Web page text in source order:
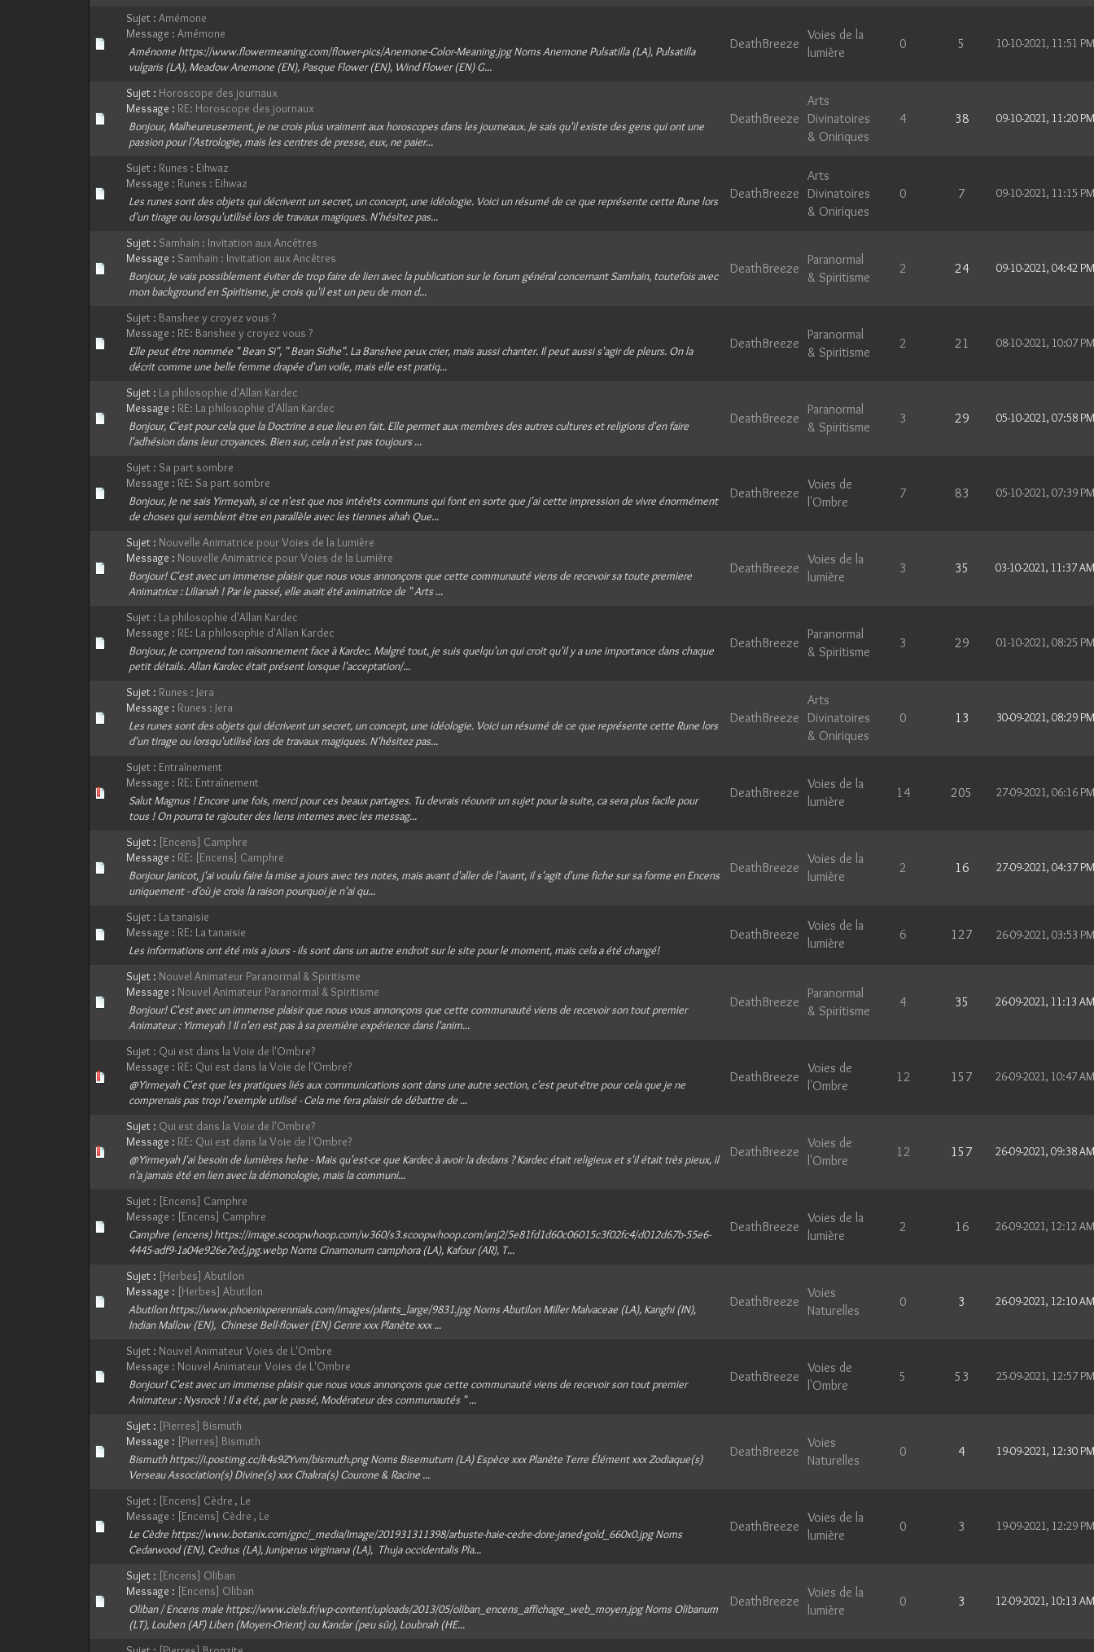
Sujet :Amémone
Message :Amémone
Aménome https://www.flowermeaning.com/flower-pics/Anemone-Color-Meaning.jpg Noms Anemone Pulsatilla (LA), Pulsatilla
vulgaris (LA), Meadow Anemone (EN), Pasque Flower (EN), Wind Flower (EN) G...
DeathBreeze
Voies de la
lumière
0 5 10-10-2021, 11:51 PM
Sujet : Horoscope des journaux
Message : RE: Horoscope des journaux
Bonjour, Malheureusement, je ne crois plus vraiment aux horoscopes dans les journeaux. Je sais qu'il existe des gens qui ont une
passion pour l'Astrologie, mais les centres de presse, eux, ne paier...
DeathBreeze
Arts
Divinatoires
& Oniriques
4 38 09-10-2021, 11:20 PM
Sujet : Runes : Eihwaz
Message : Runes : Eihwaz
Les runes sont des objets qui décrivent un secret, un concept, une idéologie. Voici un résumé de ce que représente cette Rune lors
d'un tirage ou lorsqu'utilisé lors de travaux magiques. N'hésitez pas...
DeathBreeze
Arts
Divinatoires
& Oniriques
0 7 09-10-2021, 11:15 PM
Sujet : Samhain : Invitation aux Ancêtres
Message : Samhain : Invitation aux Ancêtres
Bonjour, Je vais possiblement éviter de trop faire de lien avec la publication sur le forum général concernant Samhain, toutefois avec
mon background en Spiritisme, je crois qu'il est un peu de mon d...
DeathBreeze
Paranormal
& Spiritisme
2 24 09-10-2021, 04:42 PM
Sujet : Banshee y croyez vous ?
Message : RE: Banshee y croyez vous ?
Elle peut être nommée " Bean Si", " Bean Sidhe". La Banshee peux crier, mais aussi chanter. Il peut aussi s'agir de pleurs. On la
décrit comme une belle femme drapée d'un voile, mais elle est pratiq...
DeathBreeze
Paranormal
& Spiritisme
2 21 08-10-2021, 10:07 PM
Sujet : La philosophie d'Allan Kardec
Message : RE: La philosophie d'Allan Kardec
Bonjour, C'est pour cela que la Doctrine a eue lieu en fait. Elle permet aux membres des autres cultures et religions d'en faire
l'adhésion dans leur croyances. Bien sur, cela n'est pas toujours ...
DeathBreeze
Paranormal
& Spiritisme
3 29 05-10-2021, 07:58 PM
Sujet : Sa part sombre
Message : RE: Sa part sombre
Bonjour, Je ne sais Yirmeyah, si ce n'est que nos intérêts communs qui font en sorte que j'ai cette impression de vivre énormément
de choses qui semblent être en parallèle avec les tiennes ahah Que...
DeathBreeze
Voies de
l'Ombre
7 83 05-10-2021, 07:39 PM
Sujet : Nouvelle Animatrice pour Voies de la Lumière
Message : Nouvelle Animatrice pour Voies de la Lumière
Bonjour! C'est avec un immense plaisir que nous vous annonçons que cette communauté viens de recevoir sa toute premiere
Animatrice : Lilianah ! Par le passé, elle avait été animatrice de " Arts ...
DeathBreeze
Voies de la
lumière
3 35 03-10-2021, 11:37
Sujet : La philosophie d'Allan Kardec
Message : RE: La philosophie d'Allan Kardec
Bonjour, Je comprend ton raisonnement face à Kardec. Malgré tout, je suis quelqu'un qui croit qu'il y a une importance dans chaque
petit détails. Allan Kardec était présent lorsque l'acceptation/...
DeathBreeze
Paranormal
& Spiritisme
3 29 01-10-2021, 08:25 PM
Sujet : Runes : Jera
Message : Runes : Jera
Les runes sont des objets qui décrivent un secret, un concept, une idéologie. Voici un résumé de ce que représente cette Rune lors
d'un tirage ou lorsqu'utilisé lors de travaux magiques. N'hésitez pas...
DeathBreeze
Arts
Divinatoires
& Oniriques
0 13 30-09-2021, 08:29 PM
Sujet : Entraînement
Message : RE: Entraînement
Salut Magnus ! Encore une fois, merci pour ces beaux partages. Tu devrais réouvrir un sujet pour la suite, ca sera plus facile pour
tous ! On pourra te rajouter des liens internes avec les messag...
DeathBreeze
Voies de la
lumière
14 205 27-09-2021, 06:16 PM
Sujet : [Encens] Camphre
Message : RE: [Encens] Camphre
Bonjour Janicot, j'ai voulu faire la mise a jours avec tes notes, mais avant d'aller de l'avant, il s'agit d'une fiche sur sa forme en Encens
uniquement - d'où je crois la raison pourquoi je n'ai qu...
DeathBreeze
Voies de la
lumière
2 16 27-09-2021, 04:37 PM
Sujet : La tanaisie
Message : RE: La tanaisie
Les informations ont été mis a jours - ils sont dans un autre endroit sur le site pour le moment, mais cela a été changé!
DeathBreeze
Voies de la
lumière
6 127 26-09-2021, 03:53 PM
Sujet : Nouvel Animateur Paranormal & Spiritisme
Message : Nouvel Animateur Paranormal & Spiritisme
Bonjour! C'est avec un immense plaisir que nous vous annonçons que cette communauté viens de recevoir son tout premier
Animateur : Yirmeyah ! Il n'en est pas à sa première expérience dans l'anim...
DeathBreeze
Paranormal
& Spiritisme
4 35 26-09-2021, 11:13
Sujet : Qui est dans la Voie de l'Ombre?
Message : RE: Qui est dans la Voie de l'Ombre?
@Yirmeyah C'est que les pratiques liés aux communications sont dans une autre section, c'est peut-être pour cela que je ne
comprenais pas trop l'exemple utilisé - Cela me fera plaisir de débattre de ...
DeathBreeze
Voies de
l'Ombre
12 157 26-09-2021, 10:47
Sujet : Qui est dans la Voie de l'Ombre?
Message : RE: Qui est dans la Voie de l'Ombre?
@Yirmeyah J'ai besoin de lumières hehe - Mais qu'est-ce que Kardec à avoir la dedans ? Kardec était religieux et s'il était très pieux, il
n'a jamais été en lien avec la démonologie, mais la communi...
DeathBreeze
Voies de
l'Ombre
12 157 26-09-2021, 09:38
Sujet : [Encens] Camphre
Message : [Encens] Camphre
Camphre (encens) https://image.scoopwhoop.com/w360/s3.scoopwhoop.com/anj2/5e81fd1d60c06015c3f02fc4/d012d67b-55e6-
4445-adf9-1a04e926e7ed.jpg.webp Noms Cinamonum camphora (LA), Kafour (AR), T...
DeathBreeze
Voies de la
lumière
2 16 26-09-2021, 12:12
Sujet : [Herbes] Abutilon
Message : [Herbes] Abutilon
Abutilon https://www.phoenixperennials.com/images/plants_large/9831.jpg Noms Abutilon Miller Malvaceae (LA), Kanghi (IN),
Indian Mallow (EN), Chinese Bell-flower (EN) Genre xxx Planète xxx ...
DeathBreeze
Voies
Naturelles
0 3 26-09-2021, 12:10
Sujet : Nouvel Animateur Voies de L'Ombre
Message : Nouvel Animateur Voies de L'Ombre
Bonjour! C'est avec un immense plaisir que nous vous annonçons que cette communauté viens de recevoir son tout premier
Animateur : Nysrock ! Il a été, par le passé, Modérateur des communautés " ...
DeathBreeze
Voies de
l'Ombre
5 53 25-09-2021, 12:57 PM
Sujet : [Pierres] Bismuth
Message : [Pierres] Bismuth
Bismuth https://i.postimg.cc/k4s9ZYvm/bismuth.png Noms Bisemutum (LA) Espèce xxx Planète Terre Élément xxx Zodiaque(s)
Verseau Association(s) Divine(s) xxx Chakra(s) Courone & Racine ...
DeathBreeze
Voies
Naturelles
0 4 19-09-2021, 12:30 PM
Sujet : [Encens] Cèdre , Le
Message : [Encens] Cèdre , Le
Le Cèdre https://www.botanix.com/gpc/_media/Image/201931311398/arbuste-haie-cedre-dore-janed-gold_660x0.jpg Noms
Cedarwood (EN), Cedrus (LA), Juniperus virginana (LA), Thuja occidentalis Pla...
DeathBreeze
Voies de la
lumière
0 3 19-09-2021, 12:29 PM
Sujet : [Encens] Oliban
Message : [Encens] Oliban
Oliban / Encens male https://www.ciels.fr/wp-content/uploads/2013/05/oliban_encens_affichage_web_moyen.jpg Noms Olibanum
(LT), Louben (AF) Liben (Moyen-Orient) ou Kandar (peu sûr), Loubnah (HE...
DeathBreeze
Voies de la
lumière
0 3 12-09-2021, 10:13